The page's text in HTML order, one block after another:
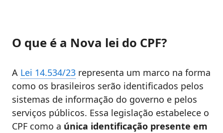
O que é a Nova lei do CPF?
A Lei 14.534/23 representa um marco na forma
como os brasileiros serão identificados pelos
sistemas de informação do governo e pelos
serviços públicos. Essa legislação estabelece o
CPF como a única identificação presente em